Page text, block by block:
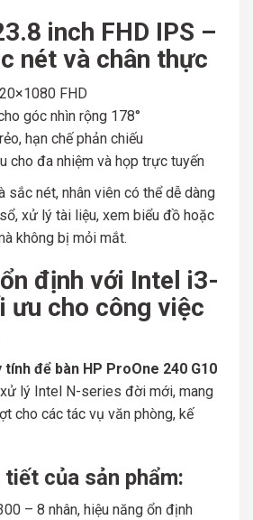
inch FHD IPS –
nét và chân thực
FHD
góc nhìn rộng 178°
hạn chế phản chiếu
cho đa nhiệm và họp trực tuyến
sắc nét, nhân viên có thể dễ dàng
xử lý tài liệu, xem biểu đồ hoặc
không bị mỏi mắt.
định với Intel i3-
ưu cho công việc
tính để bàn HP ProOne 240 G10
lý Intel N-series đời mới, mang
cho các tác vụ văn phòng, kế
tiết của sản phẩm:
– 8 nhân, hiệu năng ổn định